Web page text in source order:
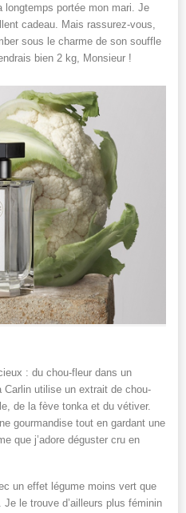
longtemps portée mon mari. Je
cadeau. Mais rassurez-vous,
sous le charme de son souffle
bien 2 kg, Monsieur !
: du chou-fleur dans un
Carlin utilise un extrait de chou-
de la fève tonka et du vétiver.
gourmandise tout en gardant une
que j’adore déguster cru en
un effet légume moins vert que
le trouve d’ailleurs plus féminin